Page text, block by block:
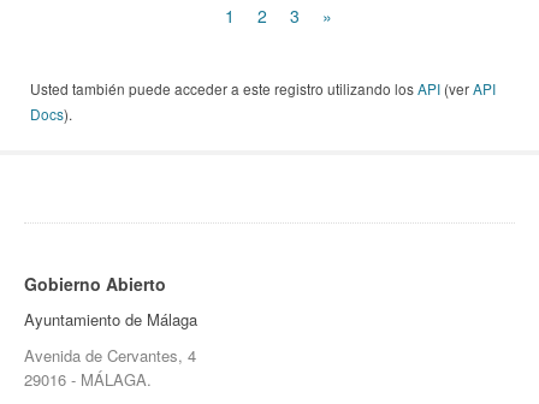
1 2 3 »
Usted también puede acceder a este registro utilizando losAPI (verAPI
Docs).
Gobierno Abierto
Ayuntamiento de Málaga
Avenida de Cervantes, 4
29016 - MÁLAGA.